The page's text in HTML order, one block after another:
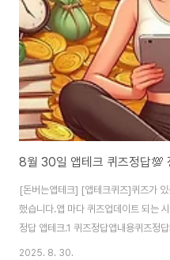
음1군 무대에 데뷔했던 팀으로 맞는
크디깅퀴즈오늘의퀴즈-정답: NH올원
8월 30일 앱테크 퀴즈정답💯
[돈버는앱테크] [앱테크퀴즈]퀴즈가
했습니다.앱 마다 퀴즈업데이트 되는
정답 앱테크.1 퀴즈정답앱내용퀴즈정
화면을 내가 원하는 대로 편집할수 있
2025. 8. 30.